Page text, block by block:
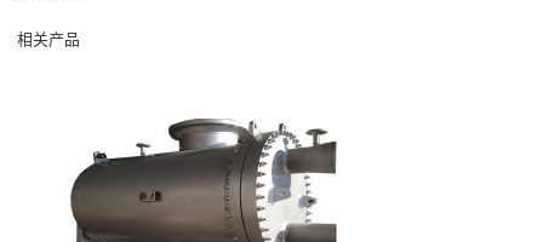
相关产品